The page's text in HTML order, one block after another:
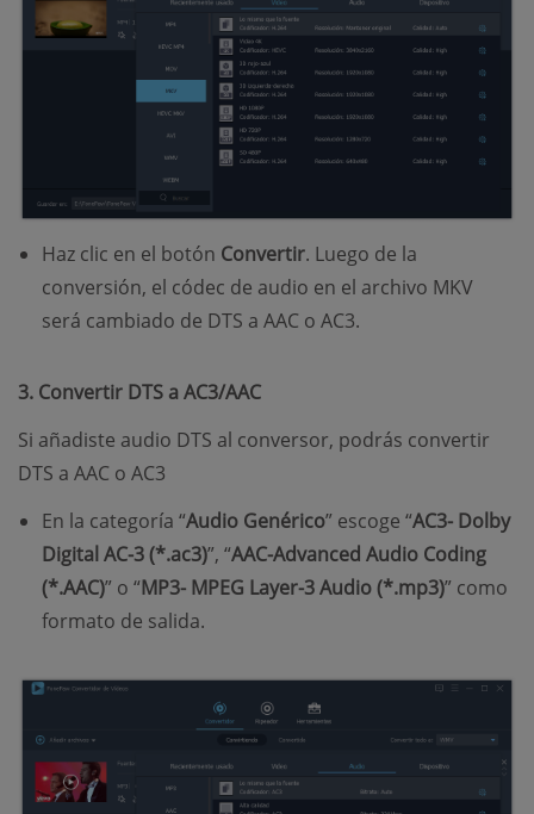
Haz clic en el botón Convertir. Luego de la
conversión, el códec de audio en el archivo MKV
será cambiado de DTS a AAC o AC3.
3. Convertir DTS a AC3/AAC
Si añadiste audio DTS al conversor, podrás convertir
DTS a AAC o AC3
En la categoría “Audio Genérico” escoge “AC3- Dolby
Digital AC-3 (*.ac3)”, “AAC-Advanced Audio Coding
(*.AAC)” o “MP3- MPEG Layer-3 Audio (*.mp3)” como
formato de salida.